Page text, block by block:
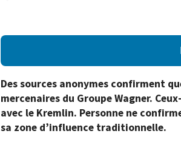
Des sources anonymes confirment
mercenaires du Groupe Wagner.
avec le Kremlin. Personne ne
sa zone d’influence traditionnelle.